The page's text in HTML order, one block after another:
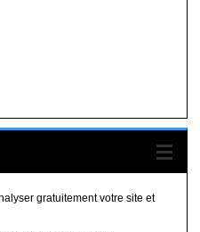
gratuitement votre site et